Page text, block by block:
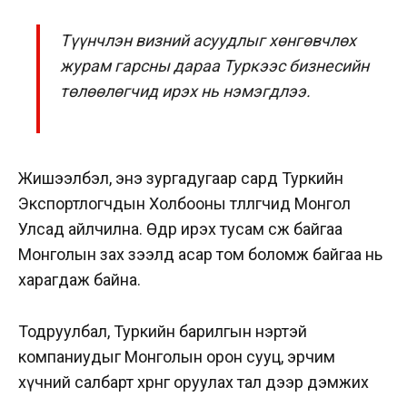
Түүнчлэн визний асуудлыг хөнгөвчлөх
журам гарсны дараа Туркээс бизнесийн
төлөөлөгчид ирэх нь нэмэгдлээ.
Жишээлбэл, энэ зургадугаар сард Туркийн
Экспортлогчдын Холбооны төлөөлөгчид Монгол
Улсад айлчилна. Өдөр ирэх тусам өсөж байгаа
Монголын зах зээлд асар том боломж байгаа нь
харагдаж байна.
Тодруулбал, Туркийн барилгын нэртэй
компаниудыг Монголын орон сууц, эрчим
хүчний салбарт хөрөнгө оруулах тал дээр дэмжих